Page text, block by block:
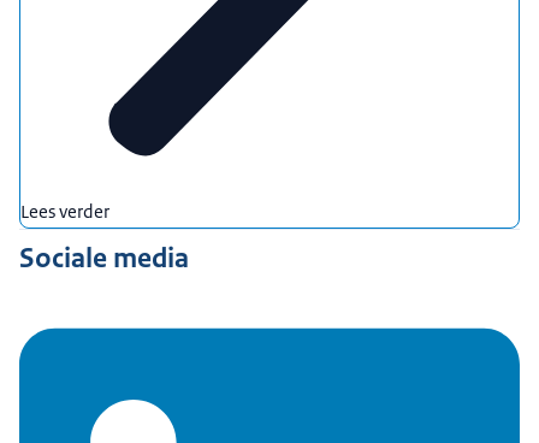
Lees verder
Sociale media